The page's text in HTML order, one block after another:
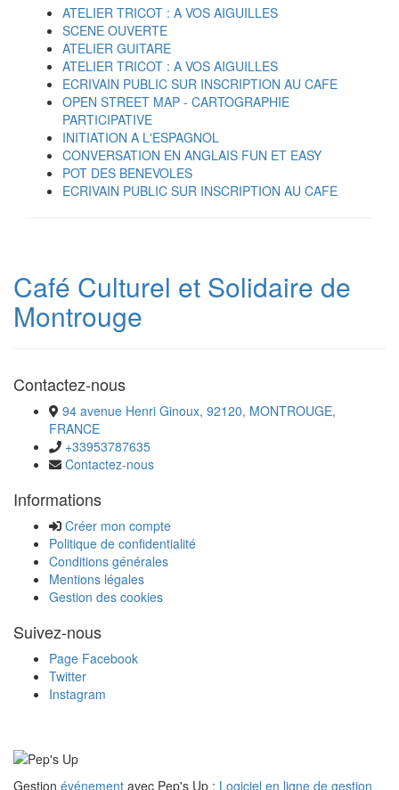
ATELIER TRICOT : A VOS AIGUILLES
SCENE OUVERTE
ATELIER GUITARE
ATELIER TRICOT : A VOS AIGUILLES
ECRIVAIN PUBLIC SUR INSCRIPTION AU CAFE
OPEN STREET MAP - CARTOGRAPHIE
PARTICIPATIVE
INITIATION A L'ESPAGNOL
CONVERSATION EN ANGLAIS FUN ET EASY
POT DES BENEVOLES
ECRIVAIN PUBLIC SUR INSCRIPTION AU CAFE
Café Culturel et Solidaire de
Montrouge
Contactez-nous
94 avenue Henri Ginoux, 92120, MONTROUGE,
FRANCE
+33953787635
Contactez-nous
Informations
Créer mon compte
Politique de confidentialité
Conditions générales
Mentions légales
Gestion des cookies
Suivez-nous
Page Facebook
Twitter
Instagram
Gestion événement avec Pep's Up : Logiciel en ligne de gestion